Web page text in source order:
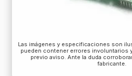
Las imágenes y especificaciones son
pueden contener errores involuntarios
previo aviso. Ante la duda
fabricante.